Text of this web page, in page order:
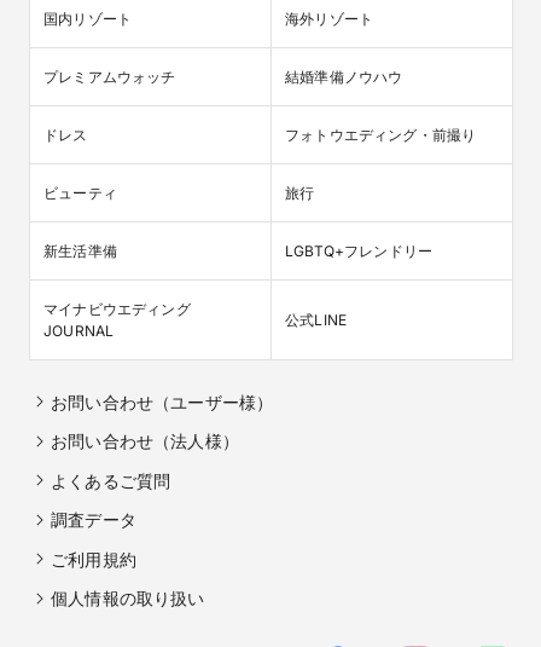
国内リゾート 海外リゾート
プレミアムウォッチ 結婚準備ノウハウ
ドレス フォトウエディング・前撮り
ビューティ 旅行
新生活準備 LGBTQ+フレンドリー
マイナビウエディング
JOURNAL
公式LINE
お問い合わせ（ユーザー様）
お問い合わせ（法人様）
よくあるご質問
調査データ
ご利用規約
個人情報の取り扱い